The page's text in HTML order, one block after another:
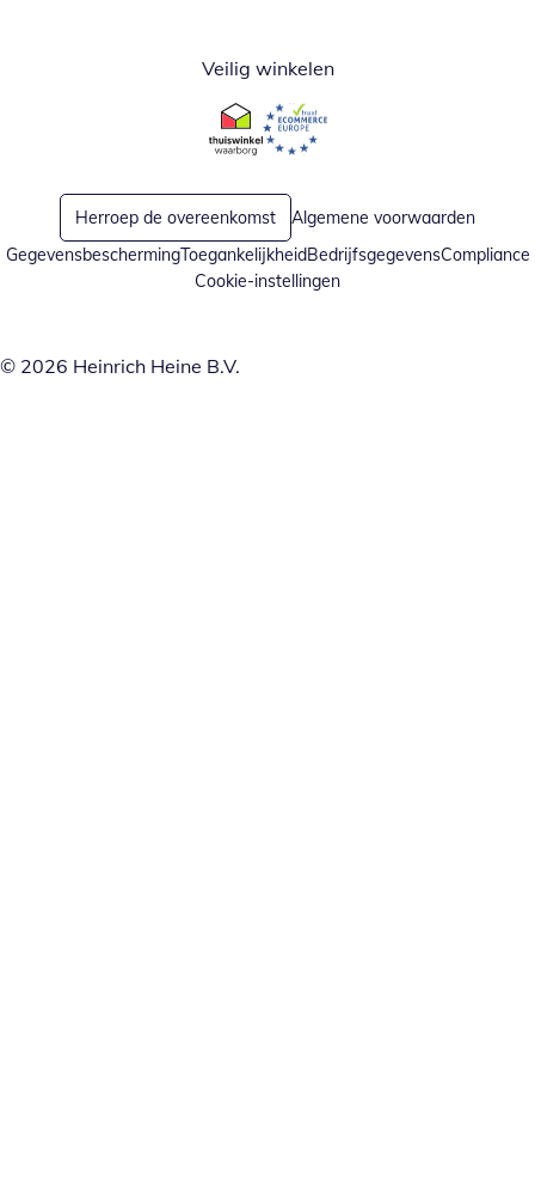
Veilig winkelen
Opent in nieuw venster
Opent in nieuw venster
Herroep de overeenkomst
Algemene voorwaarden
GegevensbeschermingToegankelijkheidBedrijfsgegevensCompliance
Cookie-instellingen
© 2026 Heinrich Heine B.V.